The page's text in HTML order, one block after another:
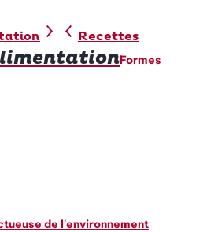
Recettes
Formes
de l'environnement